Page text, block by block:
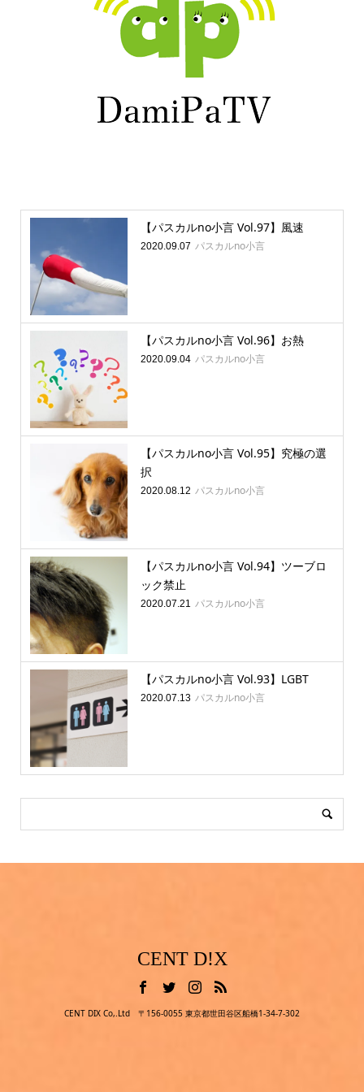
【パスカルno小言 Vol.97】風速
2020.09.07 パスカルno小言
【パスカルno小言 Vol.96】お熱
2020.09.04 パスカルno小言
【パスカルno小言 Vol.95】究極の選
択
2020.08.12 パスカルno小言
【パスカルno小言 Vol.94】ツーブロ
ック禁止
2020.07.21 パスカルno小言
【パスカルno小言 Vol.93】LGBT
2020.07.13 パスカルno小言
CENT D!X
CENT DIX Co,.Ltd 〒156-0055 東京都世田谷区船橋1-34-7-302